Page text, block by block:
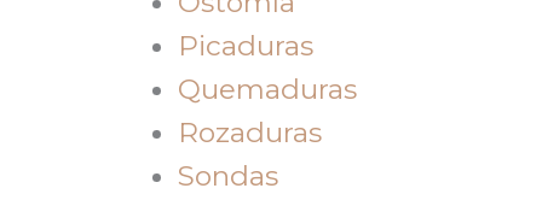
Picaduras
Quemaduras
Rozaduras
Sondas